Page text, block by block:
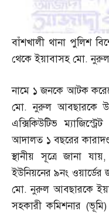
বাঁশখালী থানা পুলিশ
থেকে ইয়াবাসহ মো.
নামে ১ জনকে আটক
মো.নুরুল আবছারকে
এক্সিকিউটিভ
আদালত ১ বছরের
স্থানীয় সূত্রে জানা যায়
ইউনিয়নের ৯নং
মো.নুরুল আবছারকে
সহকারী কমিশনার (ভূমি)